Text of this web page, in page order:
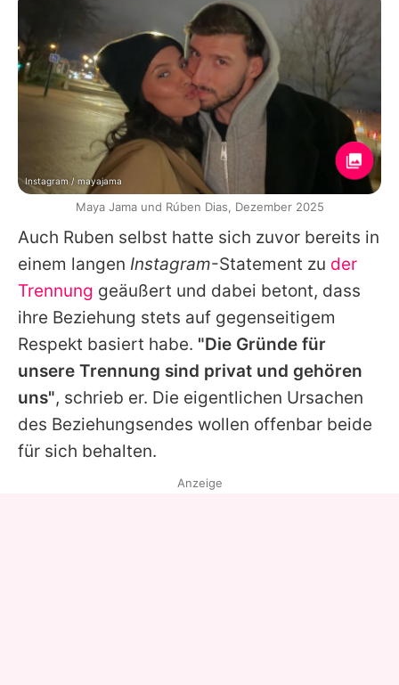
Auch Ruben selbst hatte sich zuvor bereits in
einem langen Instagram-Statement zu der
Trennung geäußert und dabei betont, dass
ihre Beziehung stets auf gegenseitigem
Respekt basiert habe. "Die Gründe für
unsere Trennung sind privat und gehören
uns", schrieb er. Die eigentlichen Ursachen
des Beziehungsendes wollen offenbar beide
für sich behalten.
Instagram / mayajama
Maya Jama und Rúben Dias, Dezember 2025
Anzeige